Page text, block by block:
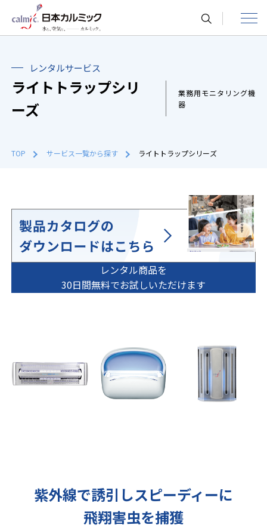
toggle
レンタルサービス
ライトトラップシリ
ーズ
業務用モニタリング機
器
TOP サービス一覧から探す ライトトラップシリーズ
レンタル商品を
30日間無料でお試しいただけます
紫外線で誘引しスピーディーに
飛翔害虫を捕獲